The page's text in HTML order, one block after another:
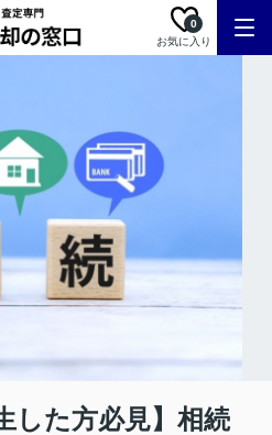
お気に入り
0
した方必見】相続